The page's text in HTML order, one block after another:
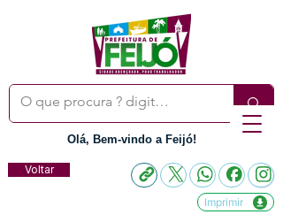
Olá, Bem-vindo a Feijó!
Voltar
Imprimir